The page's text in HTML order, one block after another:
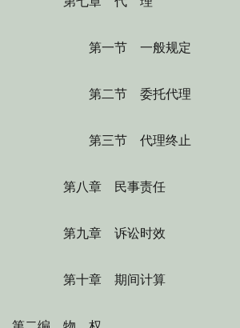
第一节 一般规定
第二节 委托代理
第三节 代理终止
第八章 民事责任
第九章 诉讼时效
第十章 期间计算